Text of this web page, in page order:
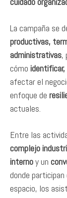
La campaña se
productivas,
administrativas,
cómo
afectar el
enfoque de
actuales.
Entre las
complejo
internoy un
donde
espacio, los